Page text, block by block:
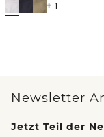
+ 1
Newsletter
Jetzt Teil der